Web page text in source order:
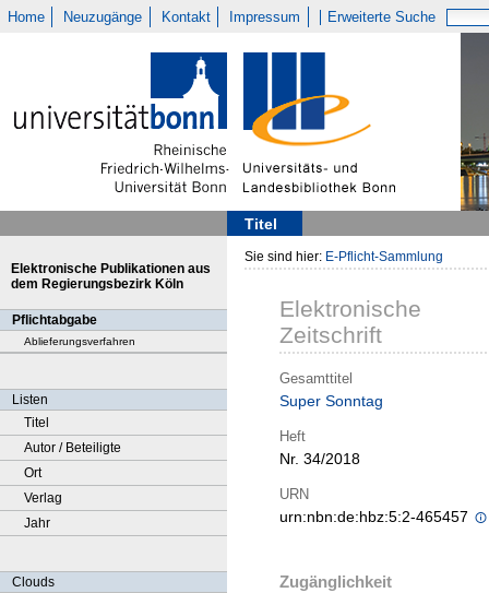
Home Neuzugänge Kontakt Impressum Erweiterte Suche
Titel
Elektronische Publikationen aus
dem Regierungsbezirk Köln
Pflichtabgabe
Ablieferungsverfahren
Listen
Titel
Autor / Beteiligte
Ort
Verlag
Jahr
Clouds
Sie sind hier: E-Pflicht-Sammlung
Elektronische
Zeitschrift
Gesamttitel
Super Sonntag
Heft
Nr. 34/2018
URN
urn:nbn:de:hbz:5:2-465457
Zugänglichkeit